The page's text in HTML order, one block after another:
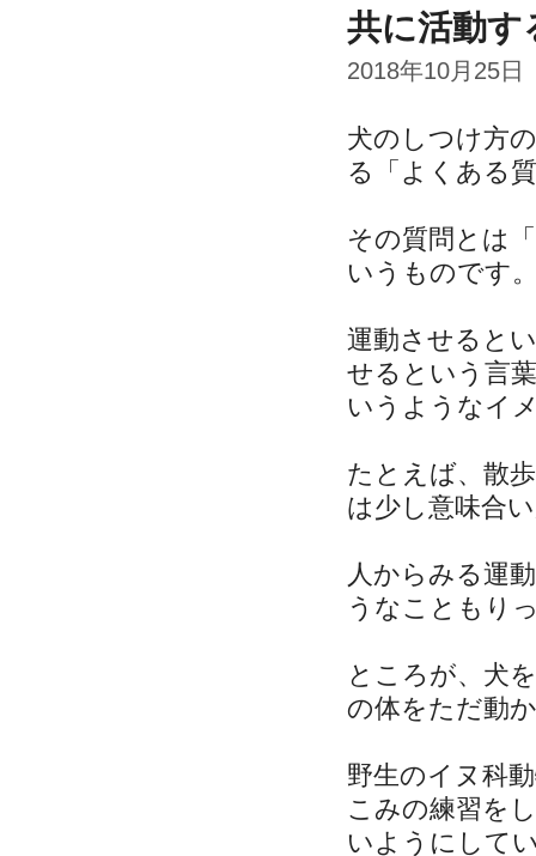
共に活動す
2018年10月25日
犬のしつけ方
る「よくある
その質問とは
いうものです
運動させると
せるという言
いうようなイ
たとえば、散
は少し意味合
人からみる運
うなこともり
ところが、犬
の体をただ動
野生のイヌ科
こみの練習を
いようにして